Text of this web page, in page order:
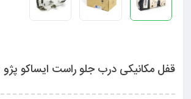
قفل مکانیکی درب جلو راست ایساکو پژو 206 207 رانا